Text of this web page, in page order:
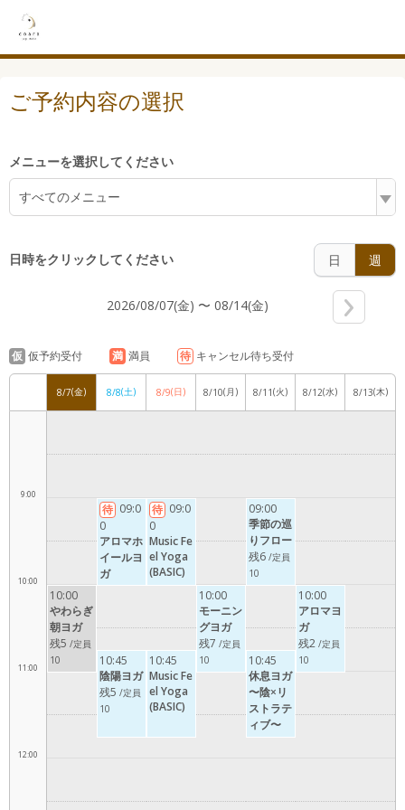
ご予約内容の選択
メニューを選択してください
すべてのメニュー
日時をクリックしてください 日 週
2026/08/07(金) 〜 08/14(金)
仮 仮予約受付 満 満員 待 キャンセル待ち受付
8/7(金) 8/8(土) 8/9(日) 8/10(月) 8/11(火) 8/12(水) 8/13(木)
4:00
9:00
10:00
11:00
12:00
10:00
やわらぎ
朝ヨガ
残5 /定員
10
待 09:0
0
アロマホ
イールヨ
ガ
10:45
陰陽ヨガ
残5 /定員
10
待 09:0
0
Music Fe
el Yoga
(BASIC)
10:45
Music Fe
el Yoga
(BASIC)
10:00
モーニン
グヨガ
残7 /定員
10
09:00
季節の巡
りフロー
残6 /定員
10
10:45
休息ヨガ
〜陰×リ
ストラテ
ィブ〜
10:00
アロマヨ
ガ
残2 /定員
10